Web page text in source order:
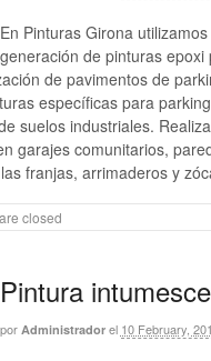
En Pinturas Girona
generación de pinturas epoxi
de pavimentos de
específicas para
suelos industriales.
garajes comunitarios,
franjas, arrimaderos y
closed
Pintura
por Administrador el 10 February,